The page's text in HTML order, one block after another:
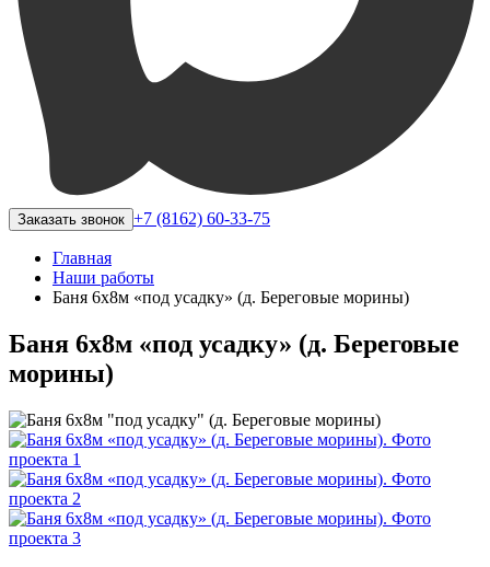
Заказать звонок +7 (8162) 60-33-75
Главная
Наши работы
Баня 6х8м «под усадку» (д. Береговые морины)
Баня 6х8м «под усадку» (д. Береговые
морины)